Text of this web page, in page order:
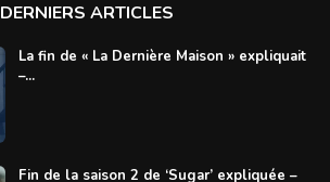
DERNIERS ARTICLES
La fin de « La Dernière Maison » expliquait
–...
Fin de la saison 2 de ‘Sugar’ expliquée –